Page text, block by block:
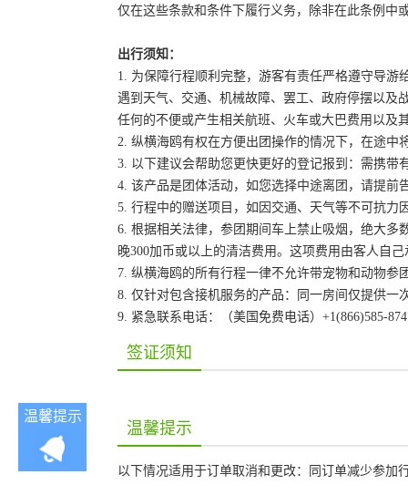
仅在这些条款和条件下履行义务，除非在此条例中
出行须知：
1. 为保障行程顺利完整，游客有责任严格遵守导
遇到天气、交通、机械故障、罢工、政府停摆以及
任何的不便或产生相关航班、火车或大巴费用以及
2. 纵横海鸥有权在方便出团操作的情况下，在途
3. 以下建议会帮助您更快更好的登记报到：需携
4. 该产品是团体活动，如您选择中途离团，请提
5. 行程中的赠送项目，如因交通、天气等不可抗
6. 根据相关法律，参团期间车上禁止吸烟，绝大
晚300加币或以上的清洁费用。这项费用由客人自
7. 纵横海鸥的所有行程一律不允许带宠物和动物参
8. 仅针对包含接机服务的产品：同一房间仅提供
9. 紧急联系电话：（美国免费电话）+1(866)585-
签证须知
温馨提示
温馨提示
以下情况适用于订单取消和更改：同订单减少参加